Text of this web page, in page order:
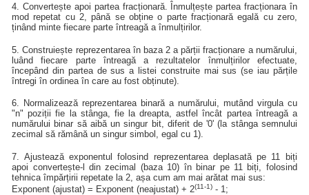
4. Convertește apoi partea fracționară. Înmulțește partea fracționara în
mod repetat cu 2, până se obține o parte fracționară egală cu zero,
ținând minte fiecare parte întreagă a înmulțirilor.
5. Construiește reprezentarea în baza 2 a părții fracționare a numărului,
luând fiecare parte întreagă a rezultatelor înmulțirilor efectuate,
începând din partea de sus a listei construite mai sus (se iau părțile
întregi în ordinea în care au fost obținute).
6. Normalizează reprezentarea binară a numărului, mutând virgula cu
"n" poziții fie la stânga, fie la dreapta, astfel încât partea întreagă a
numărului binar să aibă un singur bit, diferit de '0' (la stânga semnului
zecimal să rămână un singur simbol, egal cu 1).
7. Ajustează exponentul folosind reprezentarea deplasată pe 11 biți
apoi convertește-l din zecimal (baza 10) în binar pe 11 biți, folosind
tehnica împărțirii repetate la 2, așa cum am mai arătat mai sus:
Exponent (ajustat) = Exponent (neajustat) + 2(11-1) - 1;